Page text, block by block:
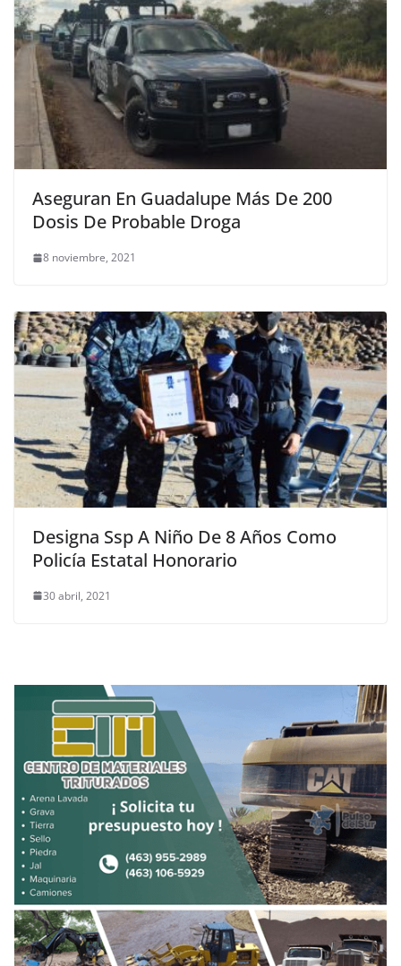
Aseguran En Guadalupe Más De 200
Dosis De Probable Droga
8 noviembre, 2021
Designa Ssp A Niño De 8 Años Como
Policía Estatal Honorario
30 abril, 2021